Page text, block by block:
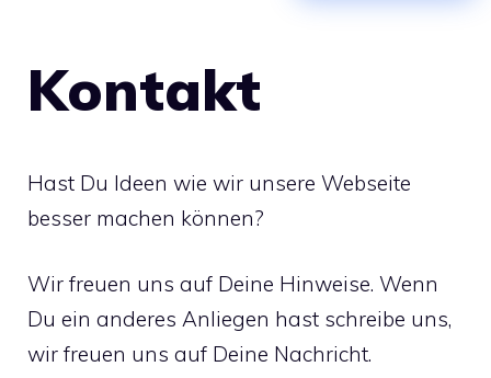
Kontakt
Hast Du Ideen wie wir unsere Webseite
besser machen können?
Wir freuen uns auf Deine Hinweise. Wenn
Du ein anderes Anliegen hast schreibe uns,
wir freuen uns auf Deine Nachricht.